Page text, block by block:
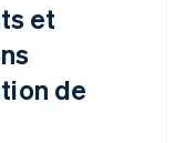
et
de